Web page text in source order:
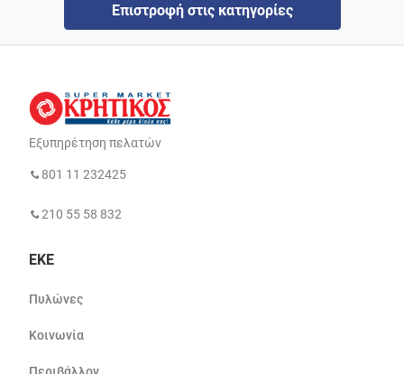
Επιστροφή στις κατηγορίες
Εξυπηρέτηση πελατών
801 11 232425
210 55 58 832
ΕΚΕ
Πυλώνες
Κοινωνία
Περιβάλλον